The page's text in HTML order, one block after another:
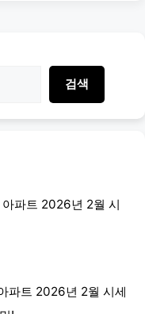
검색
파트 2026년 2월 시
파트 2026년 2월 시세